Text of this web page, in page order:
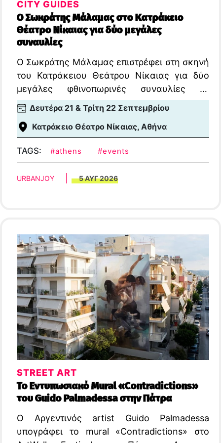
CITY GUIDES
Ο Σωκράτης Μάλαμας στο Κατράκειο
Θέατρο Νίκαιας για δύο μεγάλες
συναυλίες
Ο Σωκράτης Μάλαμας επιστρέφει στη σκηνή
του Κατράκειου Θεάτρου Νίκαιας για δύο
μεγάλες φθινοπωρινές συναυλίες τη
Δευτέρα 21 και την Τρίτη 22 Σεπτεμβρίου
2026.
Δευτέρα 21 & Τρίτη 22 Σεπτεμβρίου
Κατράκειο Θέατρο Νίκαιας, Αθήνα
TAGS: #athens #events
URBANJOY 5 ΑΥΓ 2026
STREET ART
Το Εντυπωσιακό Mural «Contradictions»
του Guido Palmadessa στην Πάτρα
Ο Αργεντινός artist Guido Palmadessa
υπογράφει το mural «Contradictions» στο